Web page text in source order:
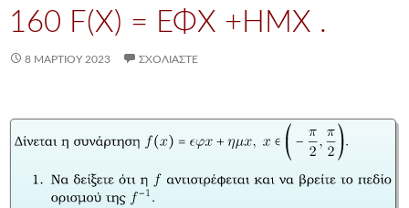
160 F(X) = ΕΦX +ΗΜX .
8 ΜΑΡΤΊΟΥ 2023 ΣΧΟΛΙΆΣΤΕ